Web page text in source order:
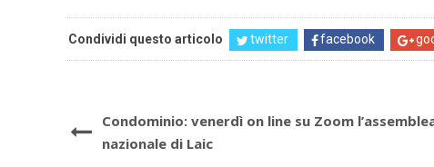
Condividi questo articolo twitter facebook
Condominio: venerdì on line su Zoom
nazionale di Laic